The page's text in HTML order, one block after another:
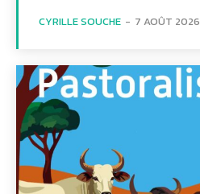
CYRILLE SOUCHE - 7 AOÛT 2026